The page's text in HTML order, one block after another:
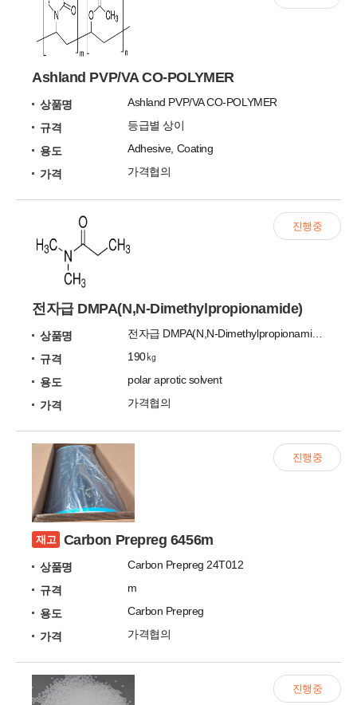
Ashland PVP/VA CO-POLYMER
상품명
Ashland PVP/VA CO-POLYMER
규격
등급별 상이
용도
Adhesive, Coating
가격
가격협의
전자급 DMPA(N,N-Dimethylpropionamide)
상품명
전자급 DMPA(N,N-Dimethylpropionamide)
규격
190㎏
용도
polar aprotic solvent
가격
가격협의
진행중
재고 Carbon Prepreg 6456m
상품명
Carbon Prepreg 24T012
규격
m
용도
Carbon Prepreg
가격
가격협의
진행중
진행중